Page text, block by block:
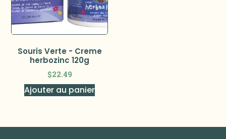
Souris Verte - Creme
herbozinc 120g
$22.49
Ajouter au panier